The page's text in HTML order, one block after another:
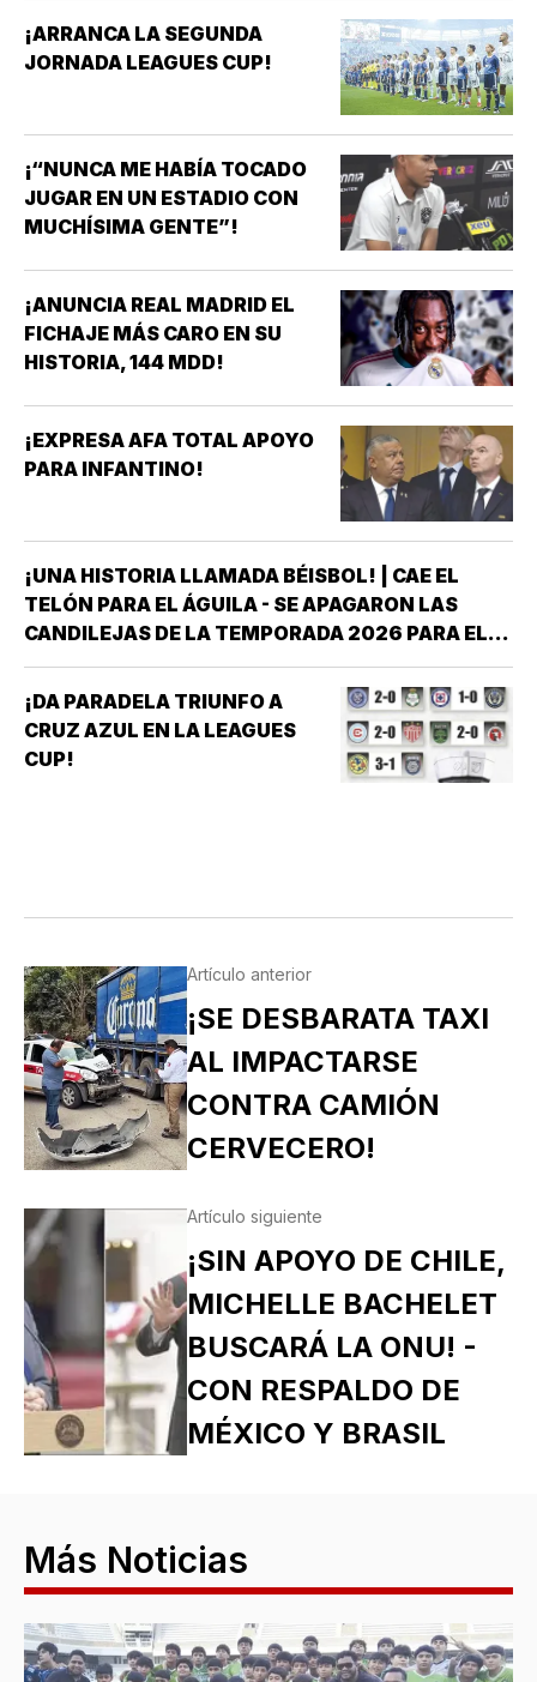
¡ARRANCA LA SEGUNDA
JORNADA LEAGUES CUP!
¡“NUNCA ME HABÍA TOCADO
JUGAR EN UN ESTADIO CON
MUCHÍSIMA GENTE”!
¡ANUNCIA REAL MADRID EL
FICHAJE MÁS CARO EN SU
HISTORIA, 144 MDD!
¡EXPRESA AFA TOTAL APOYO
PARA INFANTINO!
¡UNA HISTORIA LLAMADA BÉISBOL! | CAE EL
TELÓN PARA EL ÁGUILA - SE APAGARON LAS
CANDILEJAS DE LA TEMPORADA 2026 PARA EL
ÁGUILA DE VERACRUZ *LA NOVENA JAROCHA
CERRÓ SU CALENDARIO CON UNA VICTORIA DE
10-6 SOBRE PERICOS DE PUEBLA, PERO EL
TRIUNFO YA NO…
¡DA PARADELA TRIUNFO A
CRUZ AZUL EN LA LEAGUES
CUP!
Artículo anterior
¡SE DESBARATA TAXI
AL IMPACTARSE
CONTRA CAMIÓN
CERVECERO!
Artículo siguiente
¡SIN APOYO DE CHILE,
MICHELLE BACHELET
BUSCARÁ LA ONU! -
CON RESPALDO DE
MÉXICO Y BRASIL
Más Noticias